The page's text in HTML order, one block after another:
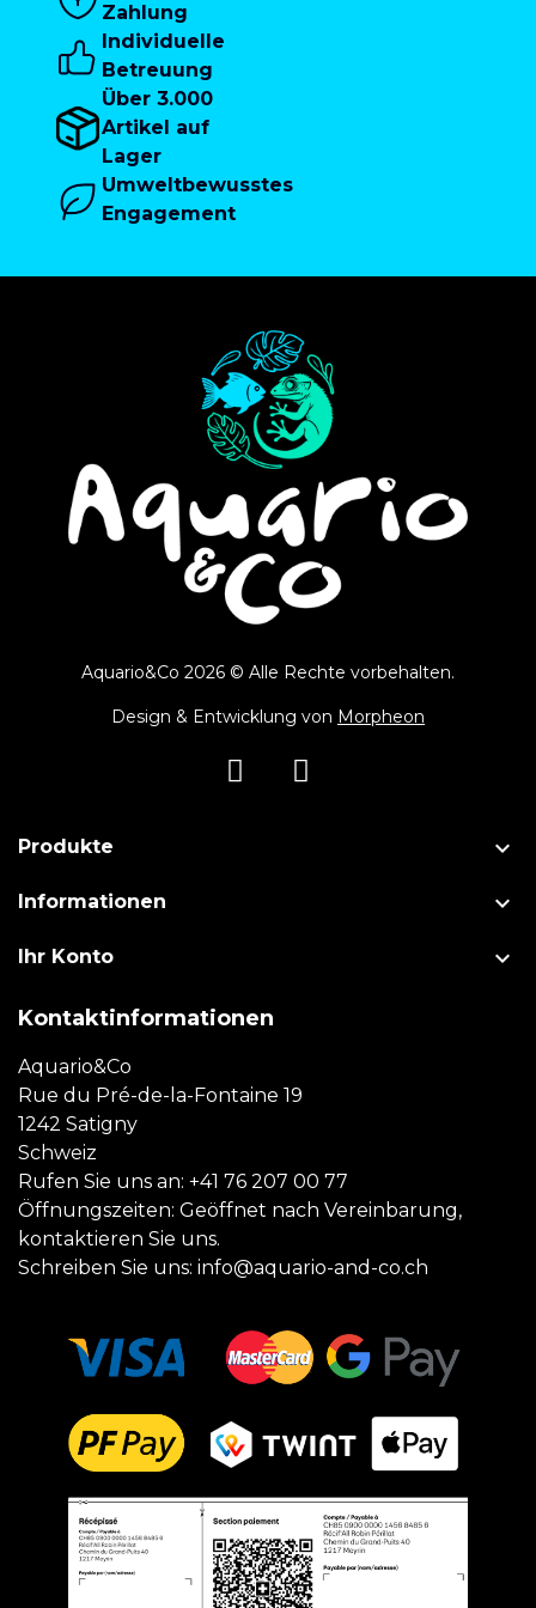
Zahlung
Individuelle
Betreuung
Über 3.000
Artikel auf
Lager
Umweltbewusstes
Engagement
Aquario&Co 2026 © Alle Rechte vorbehalten.
Design & Entwicklung von Morpheon
Produkte 
Informationen 
Ihr Konto 
Kontaktinformationen
Aquario&Co
Rue du Pré-de-la-Fontaine 19
1242 Satigny
Schweiz
Rufen Sie uns an: +41 76 207 00 77
Öffnungszeiten: Geöffnet nach Vereinbarung,
kontaktieren Sie uns.
Schreiben Sie uns: info@aquario-and-co.ch